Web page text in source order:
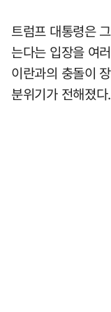
트럼프 대통령은
는다는 입장을 여
이란과의 충돌이
분위기가 전해졌다.